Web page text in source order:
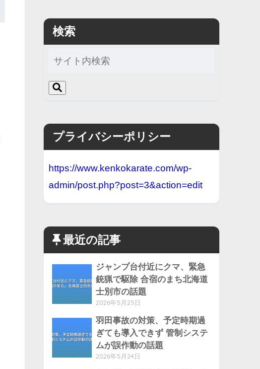
検索
プライバシーポリシー
https://www.kenkokarate.com/wp-
admin/post.php?post=3&action=edit
最近の記事
ジャンプ台付近にクマ、緊急
銃猟で駆除 合宿のまち北海道
士別市の話題
2026年5月25日
羽田事故の対策、予定時期過
ぎても導入できず 管制システ
ムが誤作動の話題
2026年5月24日